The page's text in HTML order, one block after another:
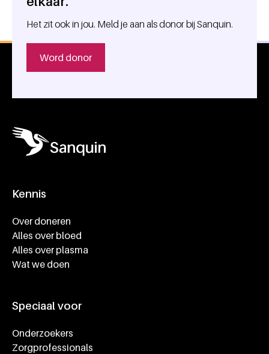
Het zit ook in jou. Meld je aan als donor bij Sanquin.
Word donor
Kennis
Over doneren
Alles over bloed
Alles over plasma
Wat we doen
Speciaal voor
Onderzoekers
Zorgprofessionals